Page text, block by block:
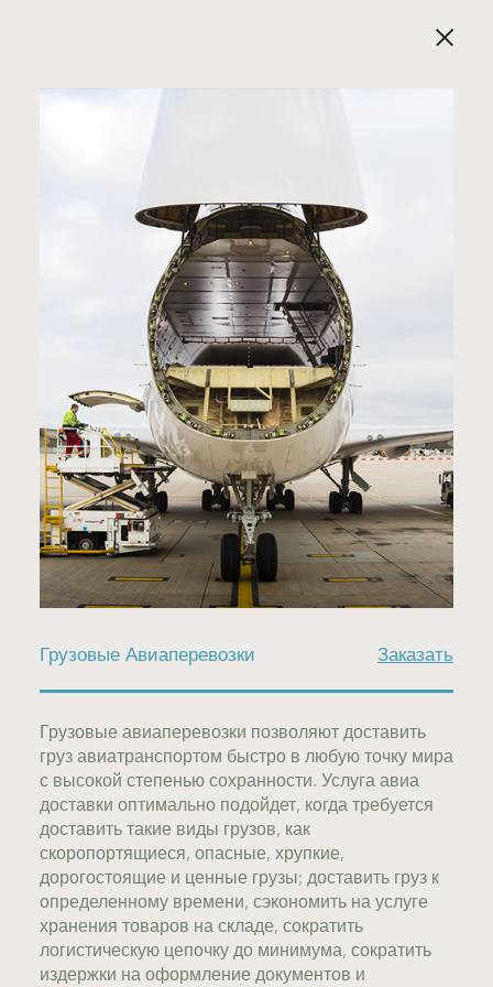
Грузовые Авиаперевозки Заказать
Грузовые авиаперевозки позволяют доставить
груз авиатранспортом быстро в любую точку мира
с высокой степенью сохранности. Услуга авиа
доставки оптимально подойдет, когда требуется
доставить такие виды грузов, как
скоропортящиеся, опасные, хрупкие,
дорогостоящие и ценные грузы; доставить груз к
определенному времени, сэкономить на услуге
хранения товаров на складе, сократить
логистическую цепочку до минимума, сократить
издержки на оформление документов и